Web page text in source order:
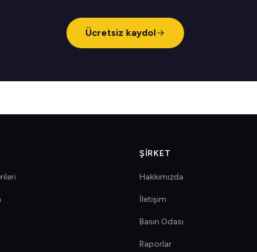
Ücretsiz kaydol
ŞIRKET
Hakkımızda
İletişim
Basın Odası
Raporlar